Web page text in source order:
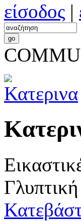
είσοδος |
Γλυπτική